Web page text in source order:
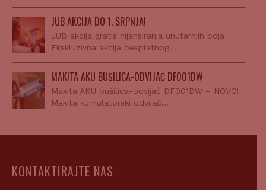
JUB AKCIJA DO 1. SRPNJA!
JUB akcija gratis nijansiranja unutarnjih boja
Ekskluzivna akcija besplatnog…
MAKITA AKU BUŠILICA-ODVIJAČ DF001DW
Makita AKU bušilica-odvijač DF001DW – NOVO!
Makita kumulatorski odvijač…
KONTAKTIRAJTE NAS